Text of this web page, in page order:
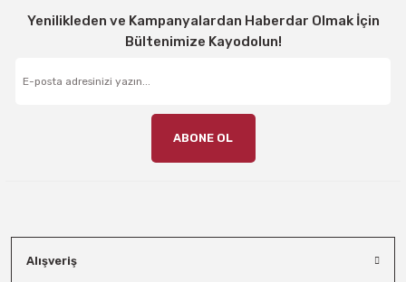
Yenilikleden ve Kampanyalardan Haberdar Olmak İçin
Bültenimize Kayodolun!
ABONE OL
Alışveriş